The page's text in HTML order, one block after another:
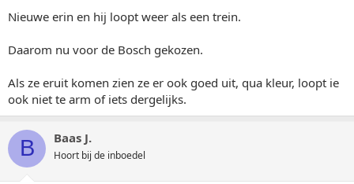
Nieuwe erin en hij loopt weer als een trein.
Daarom nu voor de Bosch gekozen.
Als ze eruit komen zien ze er ook goed uit, qua kleur, loopt ie
ook niet te arm of iets dergelijks.
B Baas J.
Hoort bij de inboedel